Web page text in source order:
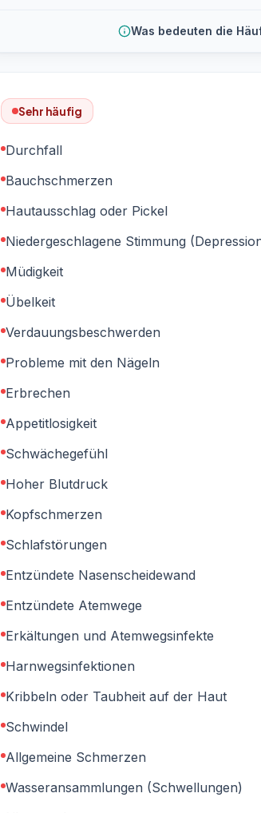
Was bedeuten die
Sehr häufig
Durchfall
Bauchschmerzen
Hautausschlag oder Pickel
Niedergeschlagene Stimmung
Müdigkeit
Übelkeit
Verdauungsbeschwerden
Probleme mit den Nägeln
Erbrechen
Appetitlosigkeit
Schwächegefühl
Hoher Blutdruck
Kopfschmerzen
Schlafstörungen
Entzündete Nasenscheidewand
Entzündete Atemwege
Erkältungen und Atemwegsinfekte
Harnwegsinfektionen
Kribbeln oder Taubheit auf der Haut
Schwindel
Allgemeine Schmerzen
Wasseransammlungen (Schwellungen)